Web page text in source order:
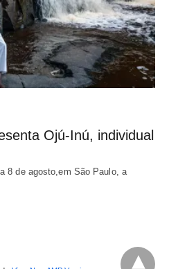
Ojú-Inú, individual
8 de agosto,em São Paulo, a